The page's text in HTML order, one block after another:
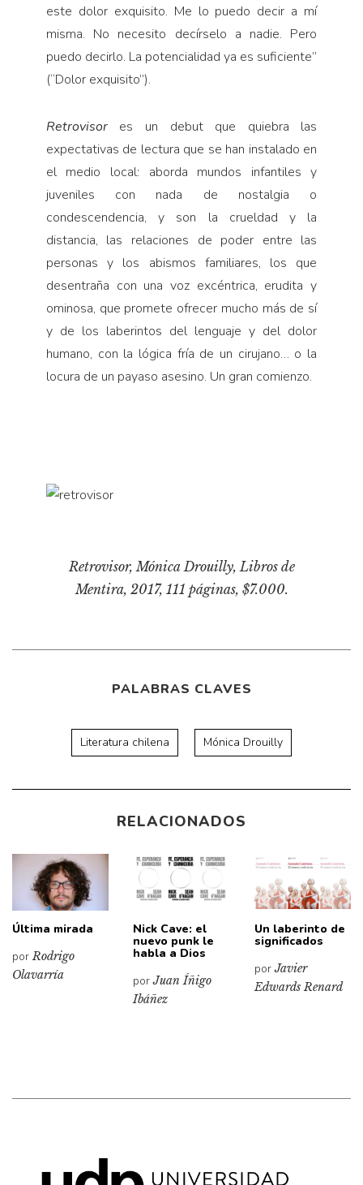
este dolor exquisito. Me lo puedo decir a mí
misma. No necesito decírselo a nadie. Pero
puedo decirlo. La potencialidad ya es suficiente”
(“Dolor exquisito”).
Retrovisores un debut que quiebra las
expectativas de lectura que se han instalado en
el medio local: aborda mundos infantiles y
juveniles con nada de nostalgia o
condescendencia, y son la crueldad y la
distancia, las relaciones de poder entre las
personas y los abismos familiares, los que
desentraña con una voz excéntrica, erudita y
ominosa, que promete ofrecer mucho más de sí
y de los laberintos del lenguaje y del dolor
humano, con la lógica fría de un cirujano… o la
locura de un payaso asesino. Un gran comienzo.
Retrovisor, Mónica Drouilly, Libros de
Mentira, 2017, 111 páginas, $7.000.
PALABRAS CLAVES
Literatura chilena Mónica Drouilly
RELACIONADOS
Última mirada
porRodrigo
Olavarría
Nick Cave: el
nuevo punk le
habla a Dios
porJuan Íñigo
Ibáñez
Un laberinto de
significados
porJavier
Edwards Renard